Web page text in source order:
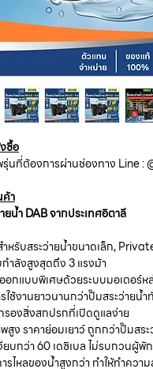
ซื้อ
นที่ต้องการผ่านช่องทาง Line :
า
ยน้ำ DAB จากประเทศอิตาลี
ำหรับสระว่ายน้ำขนาดเล็ก,
ำลังสูงสุดถึง 3 แรงม้า
กแบบพิเศษด้วยระบบมอเตอร์ห
ใช้งานยาวนานกว่าปั๊มสระว่ายน้ำ
องสิ่งสกปรกที่เปิดดูแลง่าย
ง ราคาย่อมเยาว์ ถูกกว่าปั๊มสระ
ยบกว่า 60 เดซิเบล ไม่รบกวนผู้พั
รไหลของน้ำสูงกว่า ทำให้ทำความ